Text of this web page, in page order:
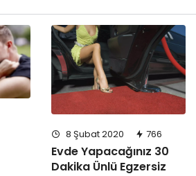
8 Şubat 2020 766
Evde Yapacağınız 30
Dakika Ünlü Egzersiz